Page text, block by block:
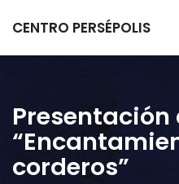
CENTRO PERSÉPOLIS
corderos”